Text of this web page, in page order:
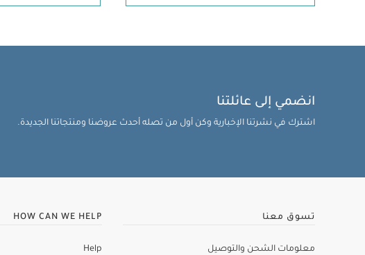
انضمي إلى عائلتنا
اشترك في نشرتنا الإخبارية وكن أول من تصله أحدث عروضنا ومنتجاتنا الجديدة.
تسوق معنا
معلومات الشحن والتوصيل
HOW CAN WE HELP
Help